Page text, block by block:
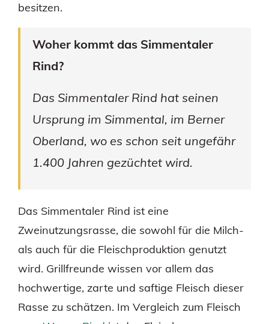
besitzen.
Woher kommt das Simmentaler
Rind?
Das Simmentaler Rind hat seinen
Ursprung im Simmental, im Berner
Oberland, wo es schon seit ungefähr
1.400 Jahren gezüchtet wird.
Das Simmentaler Rind ist eine
Zweinutzungsrasse, die sowohl für die Milch-
als auch für die Fleischproduktion genutzt
wird. Grillfreunde wissen vor allem das
hochwertige, zarte und saftige Fleisch dieser
Rasse zu schätzen. Im Vergleich zum Fleisch